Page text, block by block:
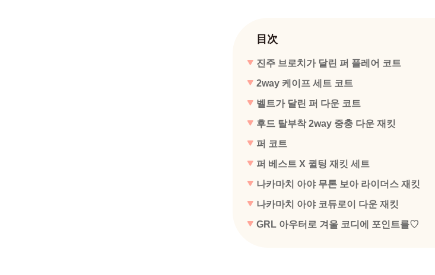
目次
진주 브로치가 달린 퍼 플레어 코트
2way 케이프 세트 코트
벨트가 달린 퍼 다운 코트
후드 탈부착 2way 중충 다운 재킷
퍼 코트
퍼 베스트 X 퀼팅 재킷 세트
나카마치 아야 무톤 보아 라이더스 재킷
나카마치 아야 코듀로이 다운 재킷
GRL 아우터로 겨울 코디에 포인트를♡